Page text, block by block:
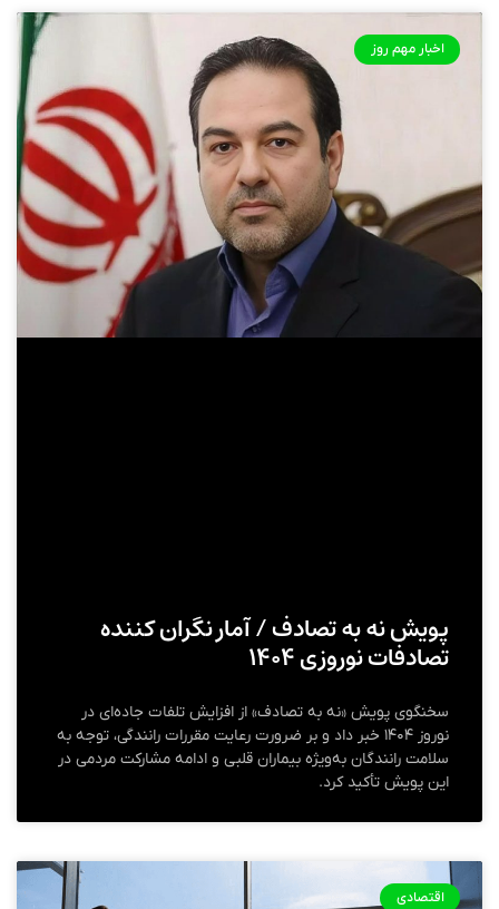
اخبار مهم روز
پویش نه به تصادف / آمار نگران‌ کننده
تصادفات نوروزی ۱۴۰۴
سخنگوی پویش «نه به تصادف» از افزایش تلفات جاده‌ای در
نوروز ۱۴۰۴ خبر داد و بر ضرورت رعایت مقررات رانندگی، توجه به
سلامت رانندگان به‌ویژه بیماران قلبی و ادامه مشارکت مردمی در
این پویش تأکید کرد.
اقتصادی